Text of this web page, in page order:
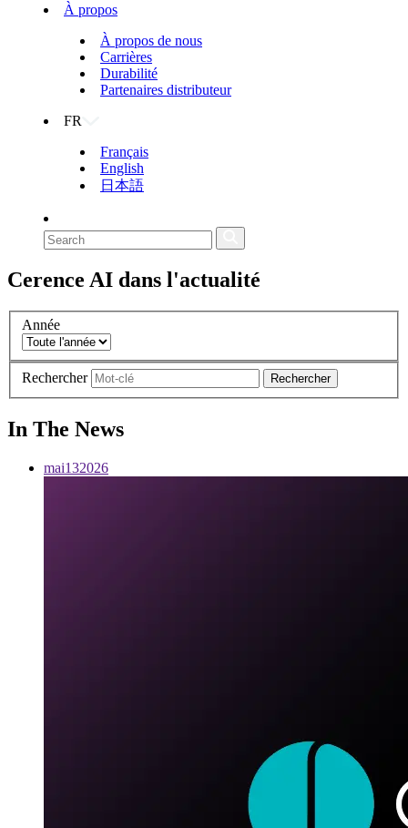
À propos
À propos de nous
Carrières
Durabilité
Partenaires distributeur
FR
Français
English
日本語
Cerence AI dans l'actualité
Année
Rechercher Rechercher
In The News
mai132026